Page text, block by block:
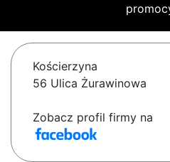
Kościerzyna
56 Ulica Żurawinowa
Zobacz profil firmy na